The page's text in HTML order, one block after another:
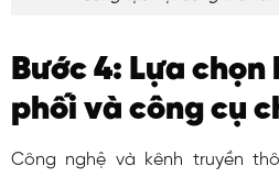
Bước 4: Lựa chọn
phối và công cụ
Công nghệ và kênh truyền